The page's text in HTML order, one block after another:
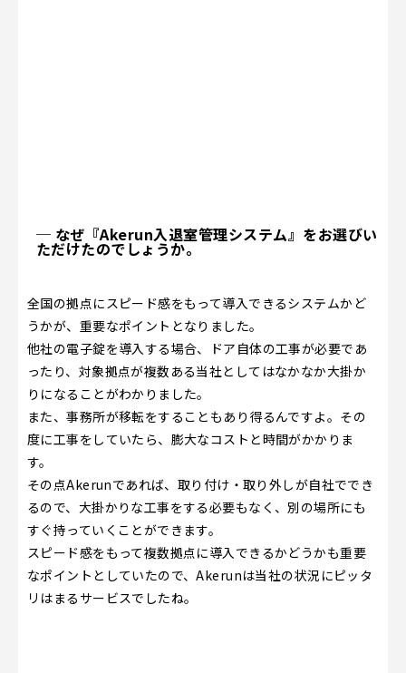
─ なぜ『Akerun入退室管理システム』をお選びい
ただけたのでしょうか。
全国の拠点にスピード感をもって導入できるシステムかど
うかが、重要なポイントとなりました。
他社の電子錠を導入する場合、ドア自体の工事が必要であ
ったり、対象拠点が複数ある当社としてはなかなか大掛か
りになることがわかりました。
また、事務所が移転をすることもあり得るんですよ。その
度に工事をしていたら、膨大なコストと時間がかかりま
す。
その点Akerunであれば、取り付け・取り外しが自社ででき
るので、大掛かりな工事をする必要もなく、別の場所にも
すぐ持っていくことができます。
スピード感をもって複数拠点に導入できるかどうかも重要
なポイントとしていたので、Akerunは当社の状況にピッタ
リはまるサービスでしたね。